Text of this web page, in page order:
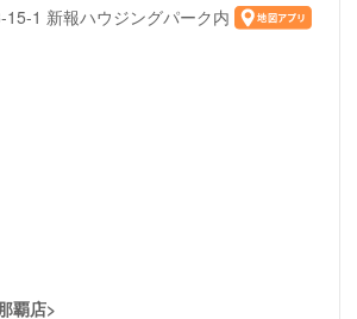
1 新報ハウジングパーク内
覇店>